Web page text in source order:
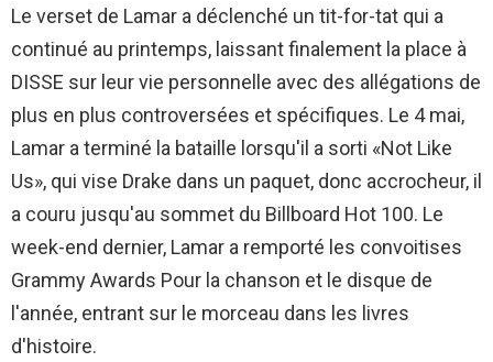
Le verset de Lamar a déclenché un tit-for-tat qui a
continué au printemps, laissant finalement la place à
DISSE sur leur vie personnelle avec des allégations de
plus en plus controversées et spécifiques. Le 4 mai,
Lamar a terminé la bataille lorsqu'il a sorti «Not Like
Us», qui vise Drake dans un paquet, donc accrocheur, il
a couru jusqu'au sommet du Billboard Hot 100. Le
week-end dernier, Lamar a remporté les convoitises
Grammy Awards Pour la chanson et le disque de
l'année, entrant sur le morceau dans les livres
d'histoire.